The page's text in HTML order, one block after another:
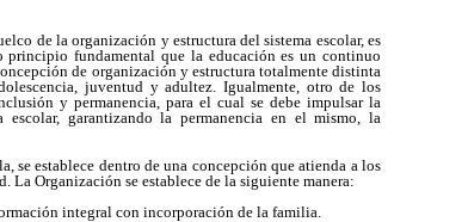
de la organización y estructura del sistema escolar, es
principio fundamental que la educación es un continuo
de organización y estructura totalmente distinta
juventud y adultez. Igualmente, otro de los
y permanencia, para el cual se debe impulsar la
escolar, garantizando la permanencia en el mismo, la
establece dentro de una concepción que atienda a los
Organización se establece de la siguiente manera:
integral con incorporación de la familia.